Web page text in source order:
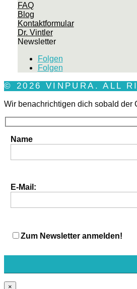
FAQ
Blog
Kontaktformular
Dr. Vintler
Newsletter
Folgen
Folgen
© 2026 VINPURA. ALL
Wir benachrichtigen dich sobald der
Name
E-Mail:
Zum Newsletter anmelden!
×